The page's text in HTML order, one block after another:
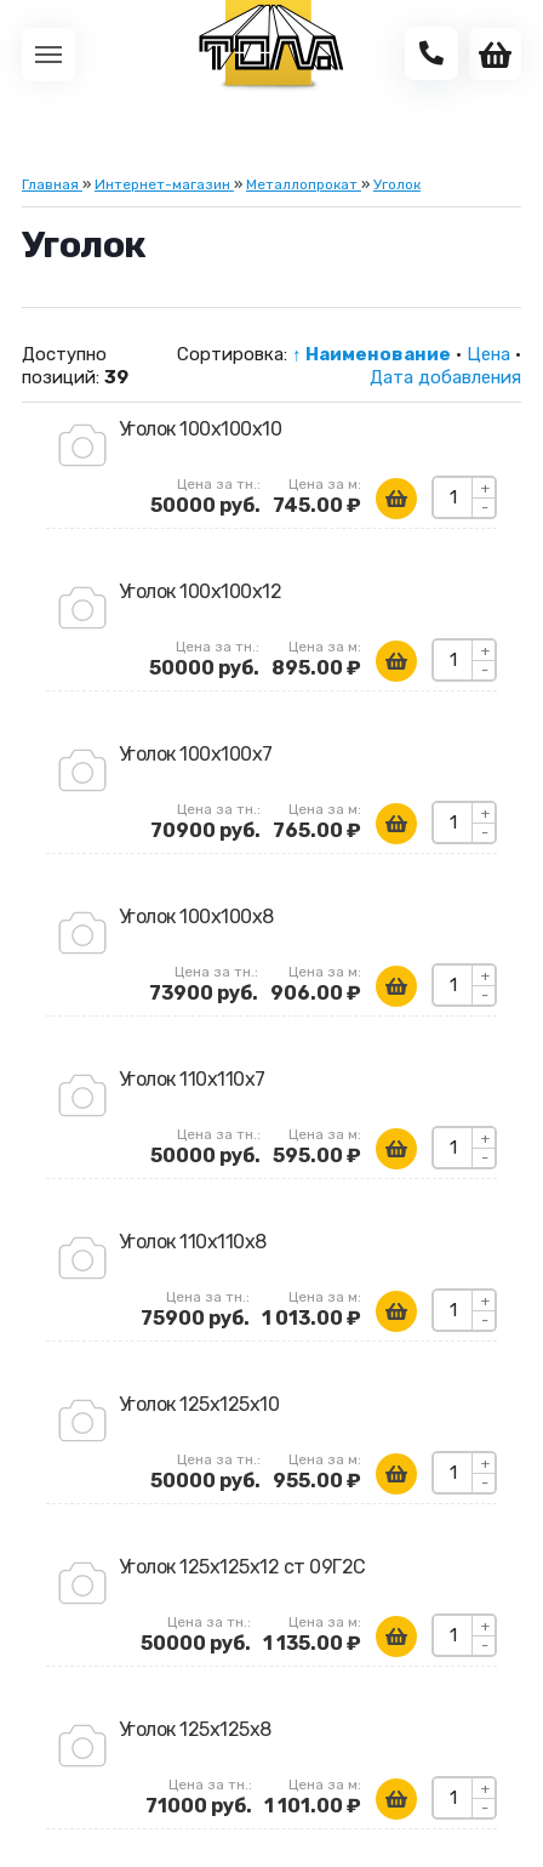
Главная » Интернет-магазин » Металлопрокат » Уголок
Уголок
Доступно
позиций: 39
Сортировка: ↑ Наименование · Цена·
Дата добавления
Уголок 100х100х10
+
-
Цена за м:
745.00 ₽
Цена за тн.:
50000 руб.
Уголок 100х100х12
+
-
Цена за м:
895.00 ₽
Цена за тн.:
50000 руб.
Уголок 100х100х7
+
-
Цена за м:
765.00 ₽
Цена за тн.:
70900 руб.
Уголок 100х100х8
+
-
Цена за м:
906.00 ₽
Цена за тн.:
73900 руб.
Уголок 110х110х7
+
-
Цена за м:
595.00 ₽
Цена за тн.:
50000 руб.
Уголок 110х110х8
+
-
Цена за м:
1 013.00 ₽
Цена за тн.:
75900 руб.
Уголок 125х125х10
+
-
Цена за м:
955.00 ₽
Цена за тн.:
50000 руб.
Уголок 125х125х12 ст 09Г2С
+
-
Цена за м:
1 135.00 ₽
Цена за тн.:
50000 руб.
Уголок 125х125х8
+
-
Цена за м:
1 101.00 ₽
Цена за тн.:
71000 руб.